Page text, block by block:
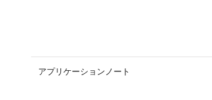
アプリケーションノート